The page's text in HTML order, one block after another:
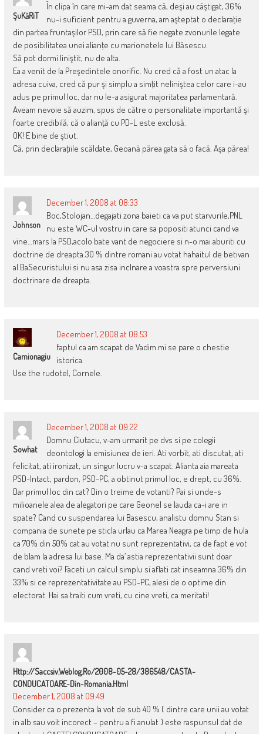
ŞuKăRiT
În clipa în care mi-am dat seama că, deşi au câştigat, 36%
nu-i suficient pentru a guverna, am aşteptat o declaraţie
din partea fruntaşilor PSD, prin care să fie negate zvonurile legate
de posibilitatea unei alianţe cu marionetele lui Băsescu.
Să pot dormi liniştit, nu de alta.
Ea a venit de la Preşedintele onorific. Nu cred că a fost un atac la
adresa cuiva, cred că pur şi simplu a simţit neliniştea celor care i-au
adus pe primul loc, dar nu le-a asigurat majoritatea parlamentară.
Aveam nevoie să auzim, spus de către o personalitate importantă şi
foarte credibilă, că o alianţă cu PD-L este exclusă.
OK! E bine de ştiut.
Că, prin declaraţiile scăldate, Geoană părea gata să o facă. Aşa părea!
Johnson
December 1, 2008 at 08:33
Boc,Stolojan…degajati zona baieti ca va put starvurile,PNL
nu este WC-ul vostru in care sa popositi atunci cand va
vine…mars la PSD,acolo bate vant de negociere si n-o mai aburiti cu
doctrine de dreapta.30 % dintre romani au votat hahaitul de betivan
al BaSecuristului si nu asa zisa inclnare a voastra spre perversiuni
doctrinare de dreapta.
Camionagiu
December 1, 2008 at 08:53
faptul ca am scapat de Vadim mi se pare o chestie
istorica.
Use the rudotel, Cornele.
Sowhat
December 1, 2008 at 09:22
Domnu Ciutacu, v-am urmarit pe dvs si pe colegii
deontologi la emisiunea de ieri. Ati vorbit, ati discutat, ati
felicitat, ati ironizat, un singur lucru v-a scapat. Alianta aia mareata
PSD-Intact, pardon, PSD-PC, a obtinut primul loc, e drept, cu 36%.
Dar primul loc din cat? Din o treime de votanti? Pai si unde-s
milioanele alea de alegatori pe care Geonel se lauda ca-i are in
spate? Cand cu suspendarea lui Basescu, analistu domnu Stan si
compania de sunete pe sticla urlau ca Marea Neagra pe timp de hula
ca 70% din 50% cat au votat nu sunt reprezentativi, ca de fapt e vot
de blam la adresa lui base. Ma da’ astia reprezentativii sunt doar
cand vreti voi? Faceti un calcul simplu si aflati cat inseamna 36% din
33% si ce reprezentativitate au PSD-PC, alesi de o optime din
electorat. Hai sa traiti cum vreti, cu cine vreti, ca meritati!
Http://saccsiv.weblog.ro/2008-05-28/386548/CASTA-
CONDUCATOARE-Din-Romania.html
December 1, 2008 at 09:49
Consider ca o prezenta la vot de sub 40 % ( dintre care unii au votat
in alb sau voit incorect – pentru a fi anulat ) este raspunsul dat de